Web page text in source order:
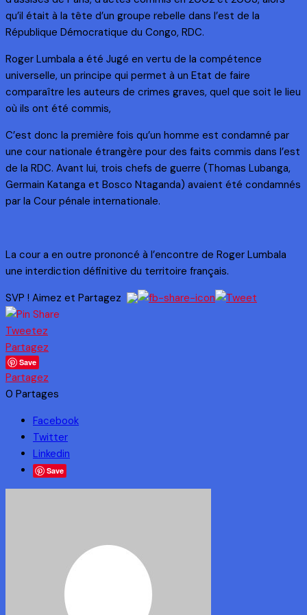
qu’il était à la tête d’un groupe rebelle dans l’est de la
République Démocratique du Congo, RDC.
Roger Lumbala a été Jugé en vertu de la compétence
universelle, un principe qui permet à un Etat de faire
comparaître les auteurs de crimes graves, quel que soit le lieu
où ils ont été commis,
C’est donc la première fois qu’un homme est condamné par
une cour nationale étrangère pour des faits commis dans l’est
de la RDC. Avant lui, trois chefs de guerre (Thomas Lubanga,
Germain Katanga et Bosco Ntaganda) avaient été condamnés
par la Cour pénale internationale.
La cour a en outre prononcé à l’encontre de Roger Lumbala
une interdiction définitive du territoire français.
SVP ! Aimez et Partagez
Tweetez
Partagez
Save
Partagez
0 Partages
Facebook
Twitter
Linkedin
Save